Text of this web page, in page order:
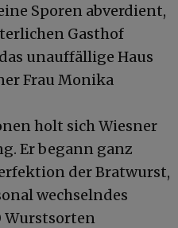
Sporen abverdient,
Gasthof
unauffällige Haus
Frau Monika
holt sich Wiesner
Er begann ganz
der Bratwurst,
wechselndes
Wurstsorten